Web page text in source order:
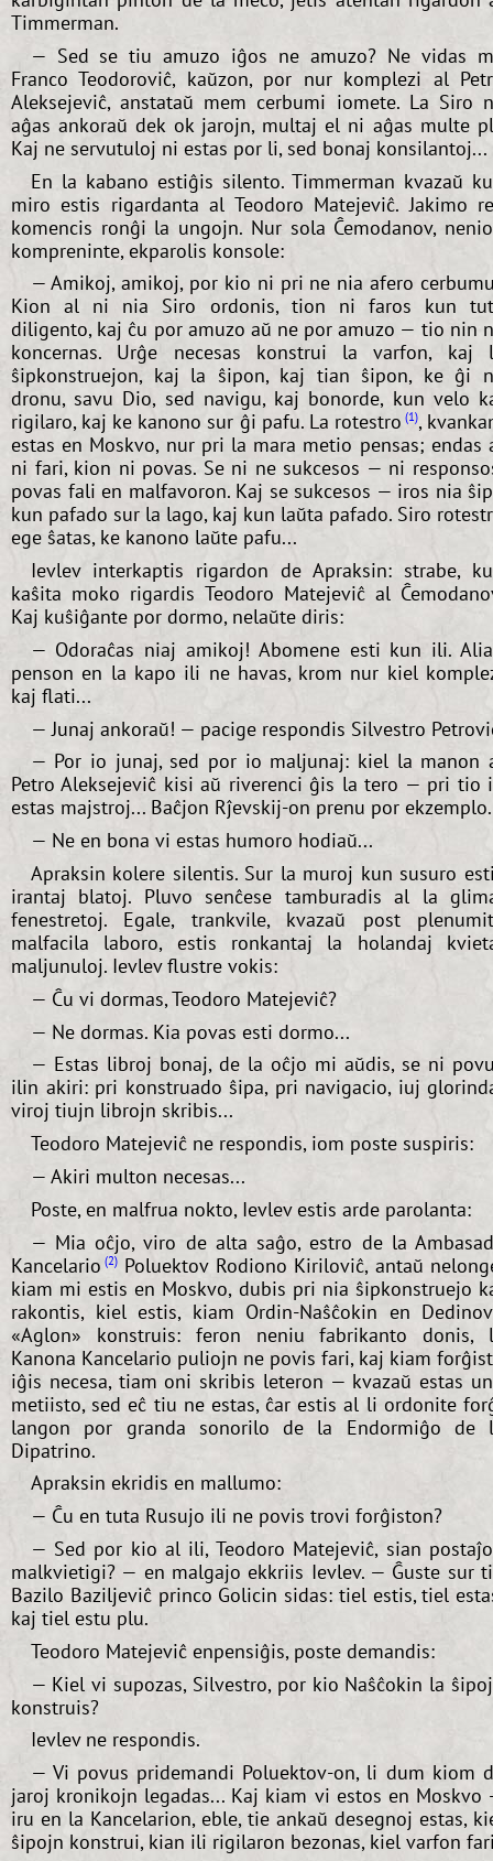
Timmerman.
— Sed se tiu amuzo iĝos ne amuzo? Ne vidas
Franco Teodoroviĉ, kaŭzon, por nur komplezi al
Aleksejeviĉ, anstataŭ mem cerbumi iomete. La Siro
aĝas ankoraŭ dek ok jarojn, multaj el ni aĝas multe
Kaj ne servutuloj ni estas por li, sed bonaj konsilantoj...
En la kabano estiĝis silento. Timmerman kvazaŭ
miro estis rigardanta al Teodoro Matejeviĉ. Jakimo
komencis ronĝi la ungojn. Nur sola Ĉemodanov,
kompreninte, ekparolis konsole:
— Amikoj, amikoj, por kio ni pri ne nia afero
Kion al ni nia Siro ordonis, tion ni faros kun
diligento, kaj ĉu por amuzo aŭ ne por amuzo — tio nin
koncernas. Urĝe necesas konstrui la varfon, kaj
ŝipkonstruejon, kaj la ŝipon, kaj tian ŝipon, ke ĝi
dronu, savu Dio, sed navigu, kaj bonorde, kun velo
rigilaro, kaj ke kanono sur ĝi pafu. La rotestro 1 ,
estas en Moskvo, nur pri la mara metio pensas; endas
ni fari, kion ni povas. Se ni ne sukcesos — ni
povas fali en malfavoron. Kaj se sukcesos — iros nia
kun pafado sur la lago, kaj kun laŭta pafado. Siro
ege ŝatas, ke kanono laŭte pafu...
Ievlev interkaptis rigardon de Apraksin: strabe,
kaŝita moko rigardis Teodoro Matejeviĉ al
Kaj kuŝiĝante por dormo, nelaŭte diris:
— Odoraĉas niaj amikoj! Abomene esti kun ili.
penson en la kapo ili ne havas, krom nur kiel
kaj flati...
— Junaj ankoraŭ! — pacige respondis Silvestro
— Por io junaj, sed por io maljunaj: kiel la manon
Petro Aleksejeviĉ kisi aŭ riverenci ĝis la tero — pri tio
estas majstroj... Baĉjon Rĵevskij-on prenu por ekzemplo.
— Ne en bona vi estas humoro hodiaŭ...
Apraksin kolere silentis. Sur la muroj kun susuro
irantaj blatoj. Pluvo senĉese tamburadis al la
fenestretoj. Egale, trankvile, kvazaŭ post
malfacila laboro, estis ronkantaj la holandaj
maljunuloj. Ievlev flustre vokis:
— Ĉu vi dormas, Teodoro Matejeviĉ?
— Ne dormas. Kia povas esti dormo...
— Estas libroj bonaj, de la oĉjo mi aŭdis, se ni
ilin akiri: pri konstruado ŝipa, pri navigacio, iuj
viroj tiujn librojn skribis...
Teodoro Matejeviĉ ne respondis, iom poste suspiris:
— Akiri multon necesas...
Poste, en malfrua nokto, Ievlev estis arde parolanta:
— Mia oĉjo, viro de alta saĝo, estro de la
Kancelario 2
Poluektov Rodiono Kiriloviĉ, antaŭ
kiam mi estis en Moskvo, dubis pri nia ŝipkonstruejo
rakontis, kiel estis, kiam Ordin-Naŝĉokin en
«Aglon» konstruis: feron neniu fabrikanto donis,
Kanona Kancelario puliojn ne povis fari, kaj kiam
iĝis necesa, tiam oni skribis leteron — kvazaŭ estas
metiisto, sed eĉ tiu ne estas, ĉar estis al li ordonite
langon por granda sonorilo de la Endormiĝo de
Dipatrino.
Apraksin ekridis en mallumo:
— Ĉu en tuta Rusujo ili ne povis trovi forĝiston?
— Sed por kio al ili, Teodoro Matejeviĉ, sian
malkvietigi? — en malgajo ekkriis Ievlev. — Ĝuste sur
Bazilo Baziljeviĉ princo Golicin sidas: tiel estis, tiel
kaj tiel estu plu.
Teodoro Matejeviĉ enpensiĝis, poste demandis:
— Kiel vi supozas, Silvestro, por kio Naŝĉokin la
konstruis?
Ievlev ne respondis.
— Vi povus pridemandi Poluektov-on, li dum kiom
jaroj kronikojn legadas... Kaj kiam vi estos en Moskvo
iru en la Kancelarion, eble, tie ankaŭ desegnoj estas,
ŝipojn konstrui, kian ili rigilaron bezonas, kiel varfon